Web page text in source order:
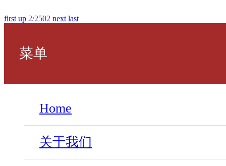
first up 2/2502 next last
菜单
Home
关于我们